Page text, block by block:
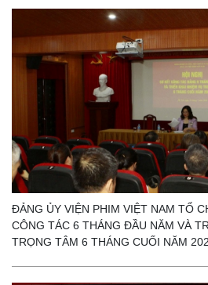
ĐẢNG ỦY VIỆN PHIM VIỆT NAM TỔ
CÔNG TÁC 6 THÁNG ĐẦU NĂM VÀ
TRỌNG TÂM 6 THÁNG CUỐI NĂM